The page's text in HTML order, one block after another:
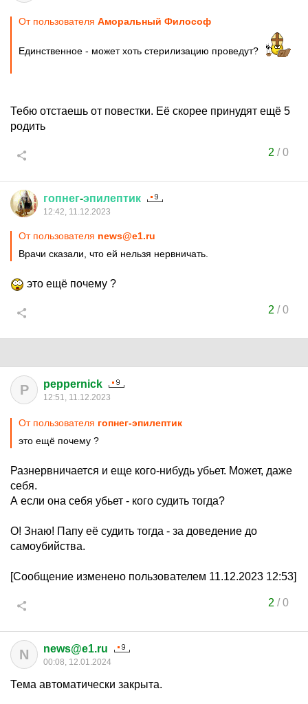
От пользователя Аморальный Философ
Единственное - может хоть стерилизацию проведут?
Тебю отстаешь от повестки. Её скорее принудят ещё 5
родить
2 /0
гопнег-эпилептик
12:42, 11.12.2023
От пользователя news@e1.ru
Врачи сказали, что ей нельзя нервничать.
это ещё почему ?
2 /0
P peppernick
12:51, 11.12.2023
От пользователя гопнег-эпилептик
это ещё почему ?
Разнервничается и еще кого-нибудь убьет. Может, даже
себя.
А если она себя убьет - кого судить тогда?
О! Знаю! Папу её судить тогда - за доведение до
самоубийства.
[Сообщение изменено пользователем 11.12.2023 12:53]
2 /0
N news@e1.ru
00:08, 12.01.2024
Тема автоматически закрыта.